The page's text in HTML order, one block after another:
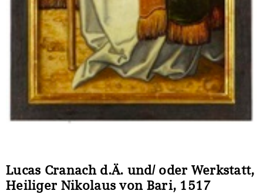
Lucas Cranach d.Ä. und/ oder Werkstatt,
Heiliger Nikolaus von Bari, 1517